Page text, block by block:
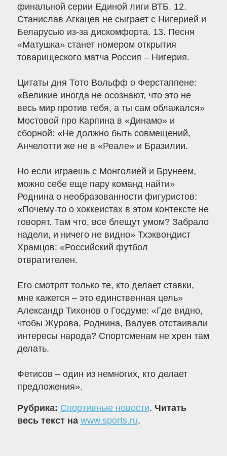
финальной серии Единой лиги ВТБ. 12.
Станислав Агкацев не сыграет с Нигерией и
Беларусью из-за дискомфорта. 13. Песня
«Матушка» станет номером открытия
товарищеского матча Россия – Нигерия.
Цитаты дня Тото Вольфф о Ферстаппене:
«Великие иногда не осознают, что это не
весь мир против тебя, а ты сам облажался»
Мостовой про Карпина в «Динамо» и
сборной: «Не должно быть совмещений,
Анчелотти же не в «Реале» и Бразилии.
Но если играешь с Монголией и Брунеем,
можно себе еще пару команд найти»
Роднина о необразованности фигуристов:
«Почему-то о хоккеистах в этом контексте не
говорят. Там что, все блещут умом? Забрало
надели, и ничего не видно» Тхэквондист
Храмцов: «Российский футбол
отвратителен.
Его смотрят только те, кто делает ставки,
мне кажется – это единственная цель»
Александр Тихонов о Госдуме: «Где видно,
чтобы Журова, Роднина, Валуев отстаивали
интересы народа? Спортсменам не хрен там
делать.
Фетисов – один из немногих, кто делает
предложения».
Рубрика: Спортивные новости. Читать
весь текст на www.sports.ru.